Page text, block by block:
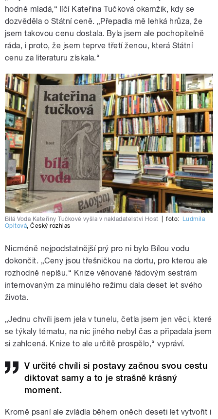
hodně mladá,“ líčí Kateřina Tučková okamžik, kdy se
dozvěděla o Státní ceně. „Přepadla mě lehká hrůza, že
jsem takovou cenu dostala. Byla jsem ale pochopitelně
ráda, i proto, že jsem teprve třetí ženou, která Státní
cenu za literaturu získala.“
Bílá Voda Kateřiny Tučkové vyšla v nakladatelství Host foto:
Ludmila
Opltová,Český rozhlas
Nicméně nejpodstatnější prý pro ni bylo Bílou vodu
dokončit. „Ceny jsou třešničkou na dortu, pro kterou ale
rozhodně nepíšu.“ Knize věnované řádovým sestrám
internovaným za minulého režimu dala deset let svého
života.
„Jednu chvíli jsem jela v tunelu, četla jsem jen věci, které
se týkaly tématu, na nic jiného nebyl čas a připadala jsem
si zahlcená. Knize to ale určitě prospělo,“ vypráví.
V určité chvíli si postavy začnou svou cestu
diktovat samy a to je strašně krásný
moment.
Kromě psaní ale zvládla během oněch deseti let vytvořit i